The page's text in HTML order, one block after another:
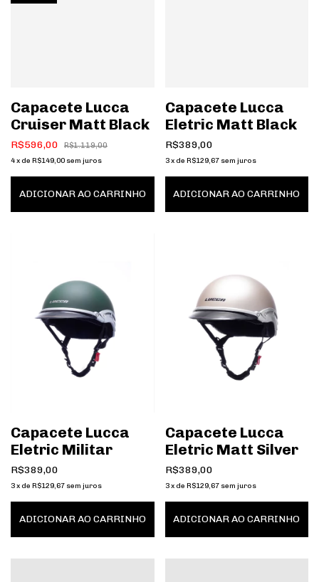
Capacete Lucca
Cruiser Matt Black
R$596,00 R$1.119,00
4x de R$149,00 sem juros
ADICIONAR AO CARRINHO
Capacete Lucca
Eletric Matt Black
R$389,00
3 x de R$129,67 sem juros
ADICIONAR AO CARRINHO
Capacete Lucca
Eletric Militar
R$389,00
3x de R$129,67 sem juros
ADICIONAR AO CARRINHO
Capacete Lucca
Eletric Matt Silver
R$389,00
3 x de R$129,67 sem juros
ADICIONAR AO CARRINHO